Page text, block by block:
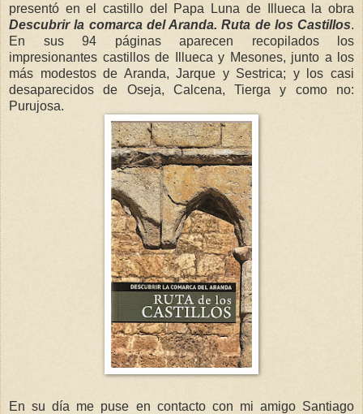
presentó en el castillo del Papa Luna de Illueca la obra
Descubrir la comarca del Aranda. Ruta de los Castillos.
En sus 94 páginas aparecen recopilados los
impresionantes castillos de Illueca y Mesones, junto a los
más modestos de Aranda, Jarque y Sestrica; y los casi
desaparecidos de Oseja, Calcena, Tierga y como no:
Purujosa.
En su día me puse en contacto con mi amigo Santiago